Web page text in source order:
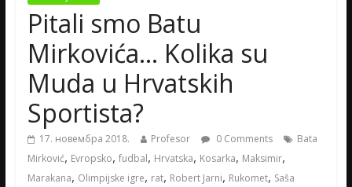
Pitali smo Batu
Mirkovića… Kolika su
Muda u Hrvatskih
Sportista?
17. новембра 2018. Profesor 0 Comments
Bata
Mirković, Evropsko, fudbal, Hrvatska, Kosarka, Maksimir,
Marakana, Olimpijske igre, rat, Robert Jarni, Rukomet, Saša